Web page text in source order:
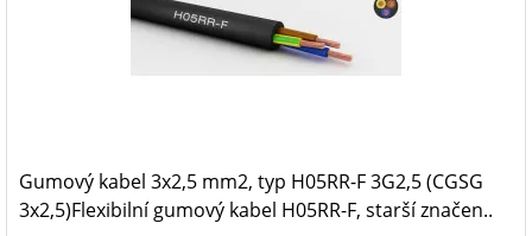
Gumový kabel 3x2,5 mm2, typ H05RR-F 3G2,5 (CGSG
3x2,5)Flexibilní gumový kabel H05RR-F, starší značen..